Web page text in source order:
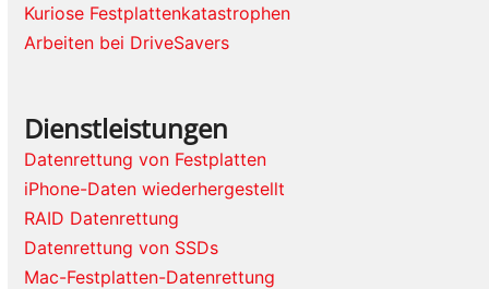
Kuriose Festplattenkatastrophen
Arbeiten bei DriveSavers
Dienstleistungen
Datenrettung von Festplatten
iPhone-Daten wiederhergestellt
RAID Datenrettung
Datenrettung von SSDs
Mac-Festplatten-Datenrettung